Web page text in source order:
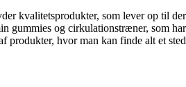
kvalitetsprodukter, som lever op til
gummies og cirkulationstræner, som
produkter, hvor man kan finde alt et